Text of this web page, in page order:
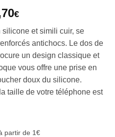
€
et simili cuir, se
antichocs. Le dos de
un design classique et
vous offre une prise en
doux du silicone.
taille de votre téléphone est
partir de 1€